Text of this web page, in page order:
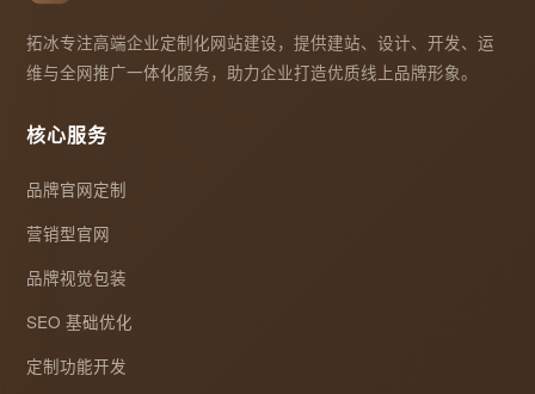
拓冰专注高端企业定制化网站建设，提供建站、设计、开发、运
维与全网推广一体化服务，助力企业打造优质线上品牌形象。
核心服务
品牌官网定制
营销型官网
品牌视觉包装
SEO 基础优化
定制功能开发